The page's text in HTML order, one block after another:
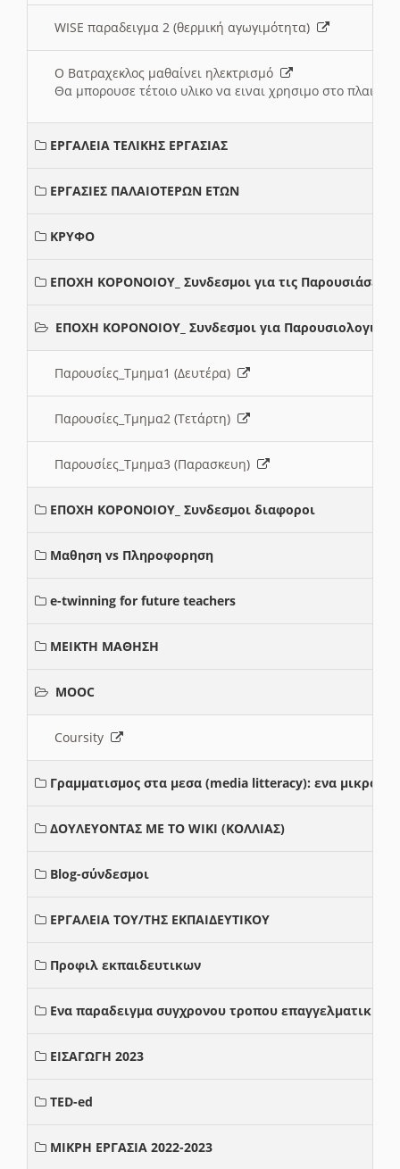
WISE παραδειγμα 2 (θερμική αγωγιμότητα)
Ο Βατραχεκλος μαθαίνει ηλεκτρισμό
Θα μπορουσε τέτοιο υλικο να ειναι χρησιμο στο
ΕΡΓΑΛΕΙΑ ΤΕΛΙΚΗΣ ΕΡΓΑΣΙΑΣ
ΕΡΓΑΣΙΕΣ ΠΑΛΑΙΟΤΕΡΩΝ ΕΤΩΝ
ΚΡΥΦΟ
ΕΠΟΧΗ ΚΟΡΟΝΟΙΟΥ_ Συνδεσμοι για τις Παρουσιάσεις
ΕΠΟΧΗ ΚΟΡΟΝΟΙΟΥ_ Συνδεσμοι για Παρουσιολογια
Παρουσίες_Τμημα1 (Δευτέρα)
Παρουσίες_Τμημα2 (Τετάρτη)
Παρουσίες_Τμημα3 (Παρασκευη)
ΕΠΟΧΗ ΚΟΡΟΝΟΙΟΥ_ Συνδεσμοι διαφοροι
Μαθηση vs Πληροφορηση
e-twinning for future teachers
ΜΕΙΚΤΗ ΜΑΘΗΣΗ
MOOC
Coursity
Γραμματισμος στα μεσα (media litteracy): ενα μικρο
ΔΟΥΛΕΥΟΝΤΑΣ ΜΕ ΤΟ WIKI (ΚΟΛΛΙΑΣ)
Blog-σύνδεσμοι
ΕΡΓΑΛΕΙΑ ΤΟΥ/ΤΗΣ ΕΚΠΑΙΔΕΥΤΙΚΟΥ
Προφιλ εκπαιδευτικων
Ενα παραδειγμα συγχρονου τροπου επαγγελματικης
ΕΙΣΑΓΩΓΗ 2023
TED-ed
ΜΙΚΡΗ ΕΡΓΑΣΙΑ 2022-2023